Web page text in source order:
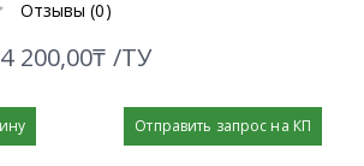
Отзывы (0)
4 200,00₸ /ТУ
Отправить запрос на КП